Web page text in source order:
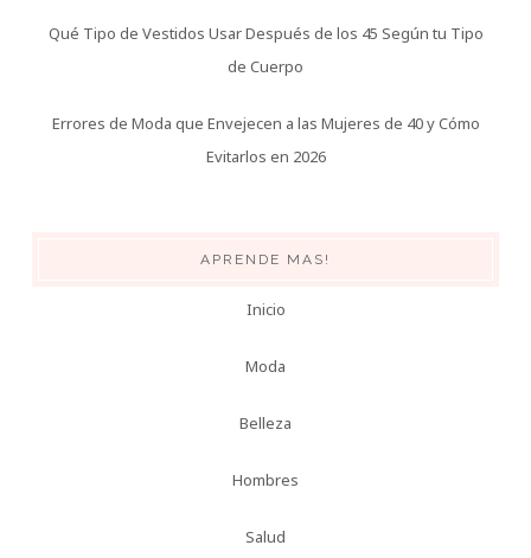
Qué Tipo de Vestidos Usar Después de los 45 Según tu Tipo
de Cuerpo
Errores de Moda que Envejecen a las Mujeres de 40 y Cómo
Evitarlos en 2026
APRENDE MAS!
Inicio
Moda
Belleza
Hombres
Salud